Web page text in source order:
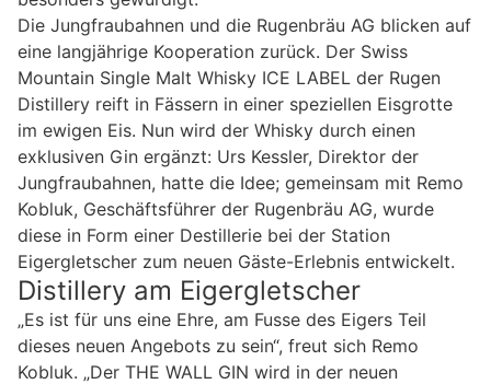
Die Jungfraubahnen und die Rugenbräu AG blicken auf
eine langjährige Kooperation zurück. Der Swiss
Mountain Single Malt Whisky ICE LABEL der Rugen
Distillery reift in Fässern in einer speziellen Eisgrotte
im ewigen Eis. Nun wird der Whisky durch einen
exklusiven Gin ergänzt: Urs Kessler, Direktor der
Jungfraubahnen, hatte die Idee; gemeinsam mit Remo
Kobluk, Geschäftsführer der Rugenbräu AG, wurde
diese in Form einer Destillerie bei der Station
Eigergletscher zum neuen Gäste-Erlebnis entwickelt.
Distillery am Eigergletscher
„Es ist für uns eine Ehre, am Fusse des Eigers Teil
dieses neuen Angebots zu sein“, freut sich Remo
Kobluk. „Der THE WALL GIN wird in der neuen